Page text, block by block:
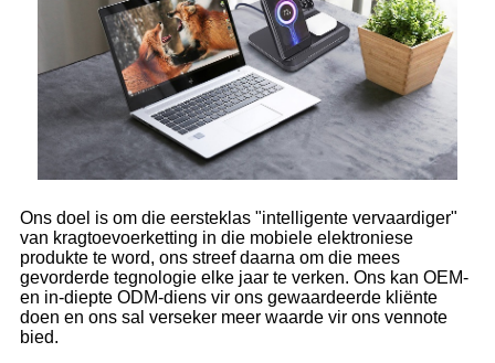
Ons doel is om die eersteklas "intelligente vervaardiger"
van kragtoevoerketting in die mobiele elektroniese
produkte te word, ons streef daarna om die mees
gevorderde tegnologie elke jaar te verken. Ons kan OEM-
en in-diepte ODM-diens vir ons gewaardeerde kliënte
doen en ons sal verseker meer waarde vir ons vennote
bied.